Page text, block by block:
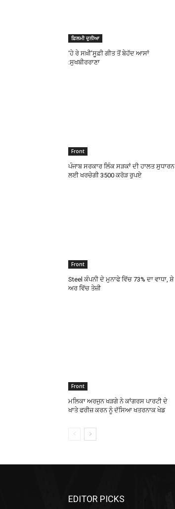
ਫ਼ਿਲਮੀ ਦੁਨੀਆ
‘ਹੇ ਰੇ ਸਖ਼ੀ’ਸੂਫ਼ੀ ਗੀਤ ਤੋਂ ਬੇਹੱਦ ਆਸਾਂ
:ਸੁਖਬੀਰਰਾਣਾ
Front
ਪੰਜਾਬ ਸਰਕਾਰ ਲਿੰਕ ਸੜਕਾਂ ਦੀ ਹਾਲਤ ਸੁਧਾਰਨ
ਲਈ ਖਰਚੇਗੀ 3500 ਕਰੋੜ ਰੁਪਏ
Front
Steel ਕੰਪਨੀ ਦੇ ਮੁਨਾਫੇ ਵਿੱਚ 73% ਦਾ ਵਾਧਾ, ਸ਼ੇ
ਅਰ ਵਿੱਚ ਤੇਜ਼ੀ
Front
ਮਲਿਕਾ ਅਰਜੁਨ ਖੜਗੇ ਨੇ ਕਾਂਗਰਸ ਪਾਰਟੀ ਦੇ
ਖਾਤੇ ਫਰੀਜ਼ ਕਰਨ ਨੂੰ ਦੱਸਿਆ ਖਤਰਨਾਕ ਖੇਡ
EDITOR PICKS